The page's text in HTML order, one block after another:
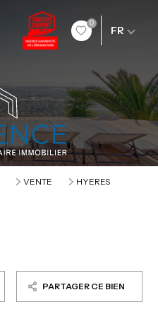
0
FR
VENTE
HYERES
PARTAGER CE BIEN